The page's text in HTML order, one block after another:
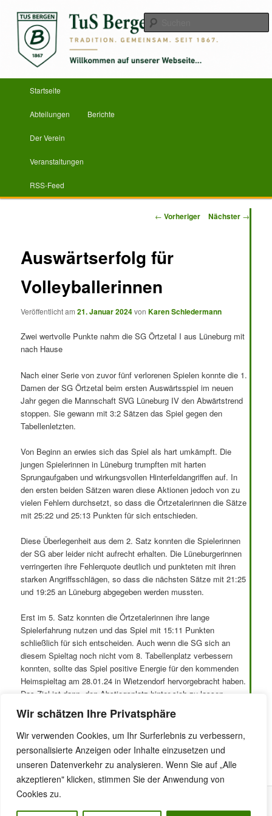
Wir schätzen Ihre Privatsphäre
Wir verwenden Cookies, um Ihr Surferlebnis zu verbessern,
personalisierte Anzeigen oder Inhalte einzusetzen und
unseren Datenverkehr zu analysieren. Wenn Sie auf „Alle
akzeptieren" klicken, stimmen Sie der Anwendung von
Cookies zu.
primären
Inhalt
springenTuS Bergen von 1867 e.V.
Startseite
Abteilungen Berichte
Der Verein
Veranstaltungen
RSS-Feed
Beitragsnavigation
← Vorheriger Nächster →
Auswärtserfolg für
Volleyballerinnen
Veröffentlicht am21. Januar 2024vonKaren Schledermann
Zwei wertvolle Punkte nahm die SG Örtzetal I aus Lüneburg mit
nach Hause
Nach einer Serie von zuvor fünf verlorenen Spielen konnte die 1.
Damen der SG Örtzetal beim ersten Auswärtsspiel im neuen
Jahr gegen die Mannschaft SVG Lüneburg IV den Abwärtstrend
stoppen. Sie gewann mit 3:2 Sätzen das Spiel gegen den
Tabellenletzten.
Von Beginn an erwies sich das Spiel als hart umkämpft. Die
jungen Spielerinnen in Lüneburg trumpften mit harten
Sprungaufgaben und wirkungsvollen Hinterfeldangriffen auf. In
den ersten beiden Sätzen waren diese Aktionen jedoch von zu
vielen Fehlern durchsetzt, so dass die Örtzetalerinnen die Sätze
mit 25:22 und 25:13 Punkten für sich entschieden.
Diese Überlegenheit aus dem 2. Satz konnten die Spielerinnen
der SG aber leider nicht aufrecht erhalten. Die Lüneburgerinnen
verringerten ihre Fehlerquote deutlich und punkteten mit ihren
starken Angriffsschlägen, so dass die nächsten Sätze mit 21:25
und 19:25 an Lüneburg abgegeben werden mussten.
Erst im 5. Satz konnten die Örtzetalerinnen ihre lange
Spielerfahrung nutzen und das Spiel mit 15:11 Punkten
schließlich für sich entscheiden. Auch wenn die SG sich an
diesem Spieltag noch nicht vom 8. Tabellenplatz verbessern
konnten, sollte das Spiel positive Energie für den kommenden
Heimspieltag am 28.01.24 in Wietzendorf hervorgebracht haben.
Das Ziel ist dann, den Abstiegsplatz hinter sich zu lassen.
SG Örtzetal : Karen Schledermann, Imke Schernikau, Laura
Klan, Jessica Block, Anna Klose, Mira Reitzig, Rachel Feijen
Dieser Eintrag wurde vonKaren SchledermannunterVolleyball
veröffentlicht. Setze ein Lesezeichen für denPermalink .
Stolz präsentiert von WordPress